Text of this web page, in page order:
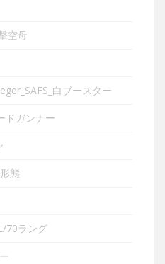
空母
白ブースター
ドガンナー
態
70ラング